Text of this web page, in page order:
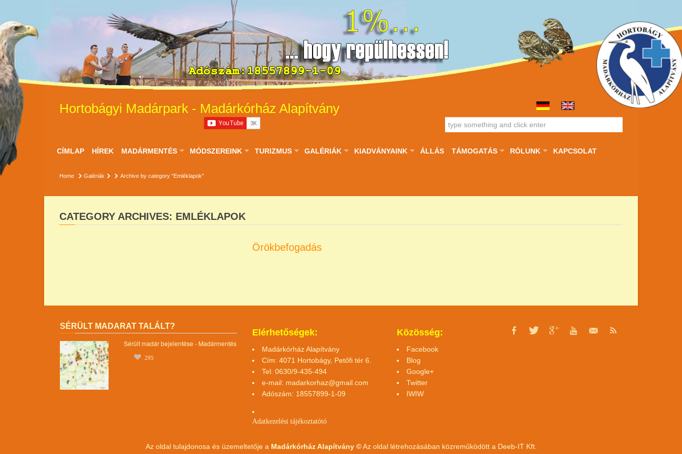
Hortobágyi Madárpark - Madárkórház Alapítvány
CÍMLAP HÍREK MADÁRMENTÉS MÓDSZEREINK TURIZMUS GALÉRIÁK KIADVÁNYAINK ÁLLÁS TÁMOGATÁS RÓLUNK KAPCSOLAT
Home Galériák Archive by category "Emléklapok"
CATEGORY ARCHIVES: EMLÉKLAPOK
Örökbefogadás
SÉRÜLT MADARAT TALÁLT?
Sérült madár bejelentése - Madármentés
295
Elérhetőségek:
Madárkórház Alapítvány
Cím: 4071 Hortobágy, Petőfi tér 6.
Tel: 0630/9-435-494
e-mail: madarkorhaz@gmail.com
Adószám: 18557899-1-09
Adatkezelési tájékoztatótó
Közösség:
Facebook
Blog
Google+
Twitter
IWIW
Az oldal tulajdonosa és üzemeltetője a Madárkórház Alapítvány ©Az oldal létrehozásában közreműködött a Deeb-IT Kft.